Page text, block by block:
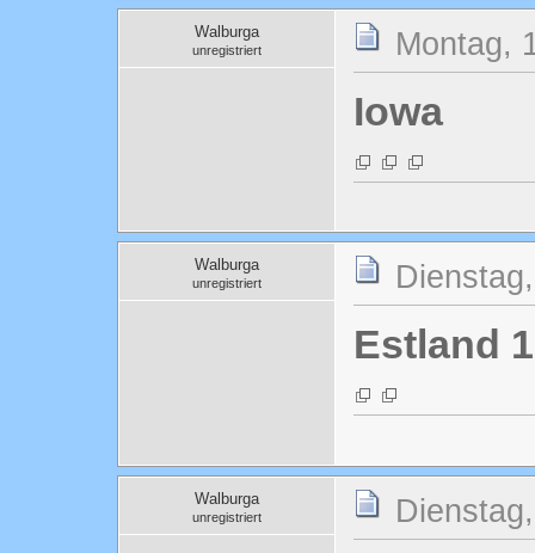
Walburga
unregistriert Montag,
Iowa
Walburga
unregistriert
Estland 1
Walburga
unregistriert